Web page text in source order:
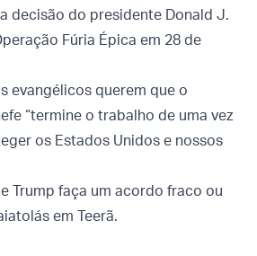
decisão do presidente Donald J.
Fúria Épica em 28 de
evangélicos querem que o
“termine o trabalho de uma vez
os Estados Unidos e nossos
Trump faça um acordo fraco ou
em Teerã.